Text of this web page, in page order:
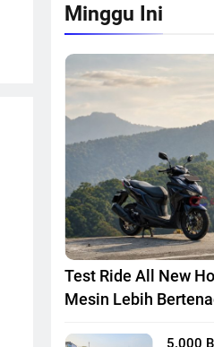
Minggu Ini
Test Ride All New
Mesin Lebih
5.000